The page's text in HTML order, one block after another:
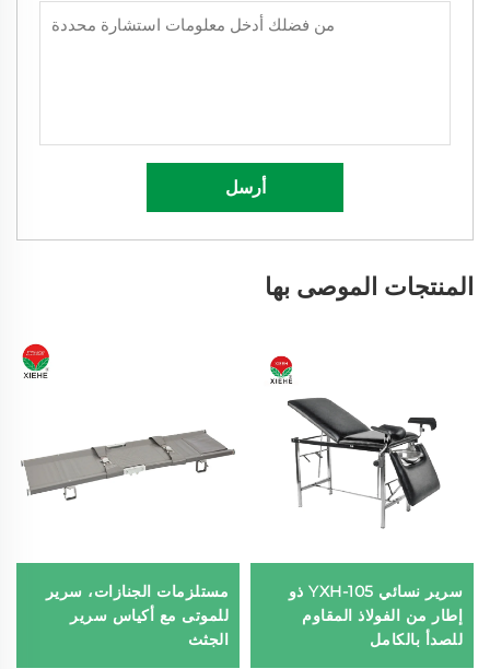
أرسل
المنتجات الموصى بها
سرير نسائي YXH-105 ذو
إطار من الفولاذ المقاوم
للصدأ بالكامل
مستلزمات الجنازات، سرير
للموتى مع أكياس سرير
الجثث